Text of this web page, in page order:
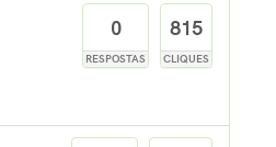
0
RESPOSTAS
815
CLIQUES